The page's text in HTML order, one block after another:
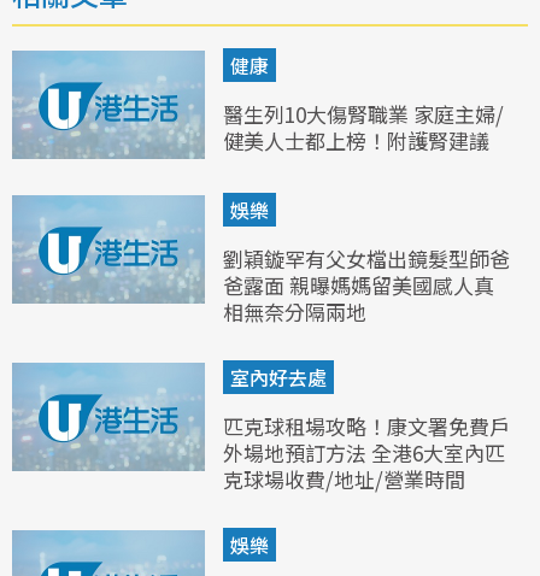
健康
醫生列10大傷腎職業 家庭主婦/
健美人士都上榜！附護腎建議
娛樂
劉穎鏇罕有父女檔出鏡髮型師爸
爸露面 親曝媽媽留美國感人真
相無奈分隔兩地
室內好去處
匹克球租場攻略！康文署免費戶
外場地預訂方法 全港6大室內匹
克球場收費/地址/營業時間
娛樂